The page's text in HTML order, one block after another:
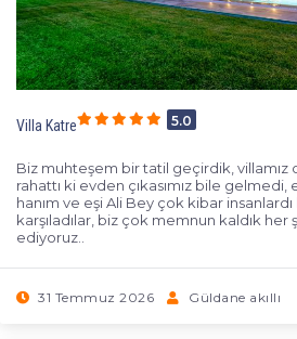
Villa Katre 5.0
Biz muhteşem bir tatil geçirdik, villamız
rahattı ki evden çıkasımız bile gelmedi,
hanım ve eşi Ali Bey çok kibar
karşıladılar, biz çok memnun kaldık
ediyoruz..
31 Temmuz 2026 Güldane akıllı